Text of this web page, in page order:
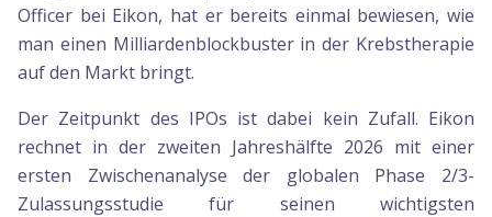
Officer bei Eikon, hat er bereits einmal bewiesen, wie
man einen Milliardenblockbuster in der Krebstherapie
auf den Markt bringt.
Der Zeitpunkt des IPOs ist dabei kein Zufall. Eikon
rechnet in der zweiten Jahreshälfte 2026 mit einer
ersten Zwischenanalyse der globalen Phase 2/3-
Zulassungsstudie für seinen wichtigsten